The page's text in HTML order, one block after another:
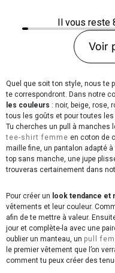
Il vous reste
Voir
Quel que soit ton style, nous te
te correspondront. Dans notre
les couleurs : noir, beige, rose,
tous les goûts et pour toutes
Tu cherches un pull à manches
tee-shirt femme en coton de
maille fine, un pantalon adapté
top sans manche, une jupe
trouveras certainement dans
Pour créer un look tendance et
vêtements et leur couleur.
afin de te mettre à valeur.
jour et complète-la avec une
oublier un manteau, un pull
le premier vêtement que l’on
comment tu peux créer des